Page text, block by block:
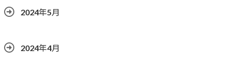
2024年5月
2024年4月